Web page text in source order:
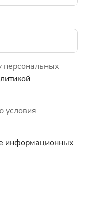
персональных
условия
информационных